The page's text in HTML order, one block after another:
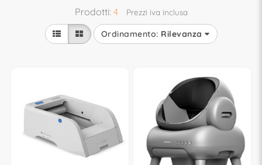
Prodotti: 4 Prezzi iva inclusa
Ordinamento: Rilevanza